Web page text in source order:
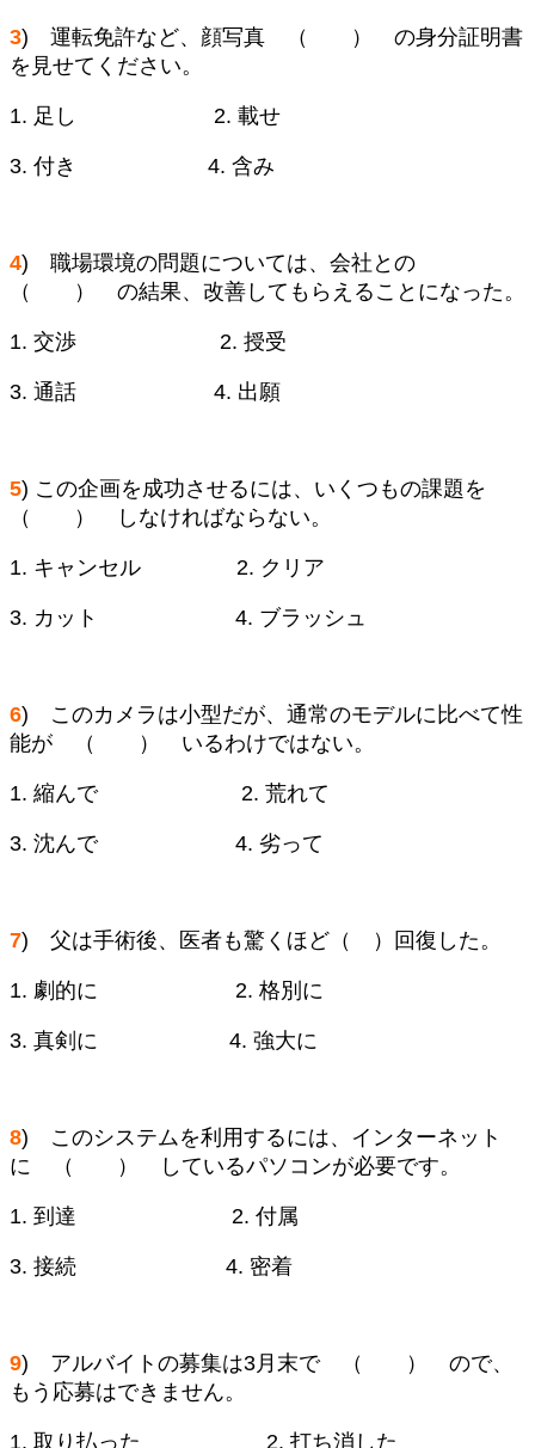
3) 運転免許など、顔写真 （ ） の身分証明書
を見せてください。
1. 足し 2. 載せ
3. 付き 4. 含み
4) 職場環境の問題については、会社との
（ ） の結果、改善してもらえることになった。
1. 交渉 2. 授受
3. 通話 4. 出願
5) この企画を成功させるには、いくつもの課題を
（ ） しなければならない。
1. キャンセル 2. クリア
3. カット 4. ブラッシュ
6) このカメラは小型だが、通常のモデルに比べて性
能が （ ） いるわけではない。
1. 縮んで 2. 荒れて
3. 沈んで 4. 劣って
7) 父は手術後、医者も驚くほど（ ）回復した。
1. 劇的に 2. 格別に
3. 真剣に 4. 強大に
8) このシステムを利用するには、インターネット
に （ ） しているパソコンが必要です。
1. 到達 2. 付属
3. 接続 4. 密着
9) アルバイトの募集は3月末で （ ） ので、
もう応募はできません。
1. 取り払った 2. 打ち消した